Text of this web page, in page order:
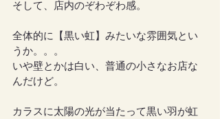
そして、店内のぞわぞわ感。
全体的に【黒い虹】みたいな雰囲気とい
うか。。。
いや壁とかは白い、普通の小さなお店な
んだけど。
カラスに太陽の光が当たって黒い羽が虹